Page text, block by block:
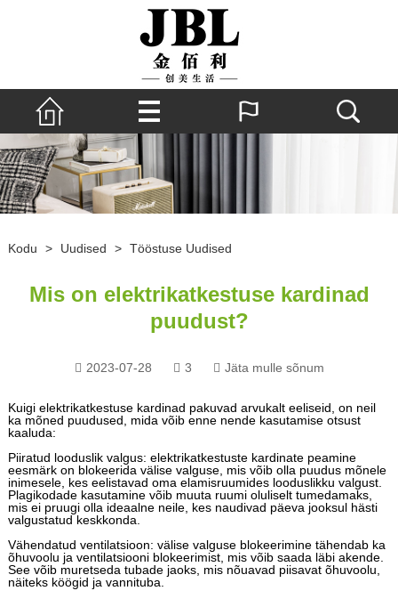
Kodu > Uudised > Tööstuse Uudised
Mis on elektrikatkestuse kardinad
puudust?
2023-07-28 3 Jäta mulle sõnum
Kuigi elektrikatkestuse kardinad pakuvad arvukalt eeliseid, on neil
ka mõned puudused, mida võib enne nende kasutamise otsust
kaaluda:
Piiratud looduslik valgus: elektrikatkestuste kardinate peamine
eesmärk on blokeerida välise valguse, mis võib olla puudus mõnele
inimesele, kes eelistavad oma elamisruumides looduslikku valgust.
Plagikodade kasutamine võib muuta ruumi oluliselt tumedamaks,
mis ei pruugi olla ideaalne neile, kes naudivad päeva jooksul hästi
valgustatud keskkonda.
Vähendatud ventilatsioon: välise valguse blokeerimine tähendab ka
õhuvoolu ja ventilatsiooni blokeerimist, mis võib saada läbi akende.
See võib muretseda tubade jaoks, mis nõuavad piisavat õhuvoolu,
näiteks köögid ja vannituba.